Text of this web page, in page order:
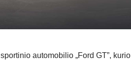
automobilio „Ford GT”, kurio